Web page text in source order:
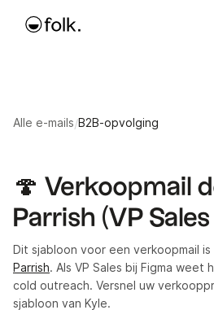
Alle e-mails/B2B-opvolging
🍄 Verkoopmail
Parrish (VP
Dit sjabloon voor een verkoopmail
Parrish. Als VP Sales bij Figma weet
cold outreach. Versnel uw
sjabloon van Kyle.